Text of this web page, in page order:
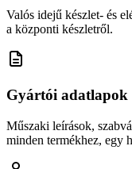
Valós idejű készlet- és
a központi készletről.
Gyártói adatlapok
Műszaki leírások,
minden termékhez, egy